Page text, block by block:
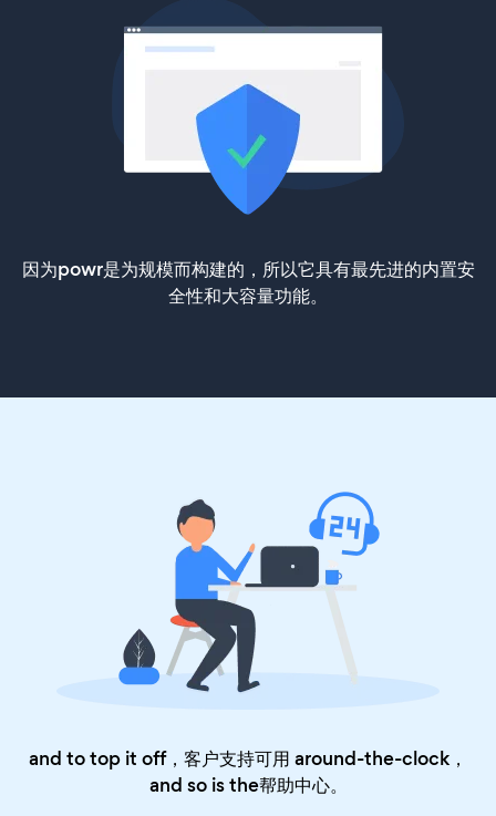
因为powr是为规模而构建的，所以它具有最先进的内置安
全性和大容量功能。
and to top it off，客户支持可用 around-the-clock，
and so is the帮助中心。